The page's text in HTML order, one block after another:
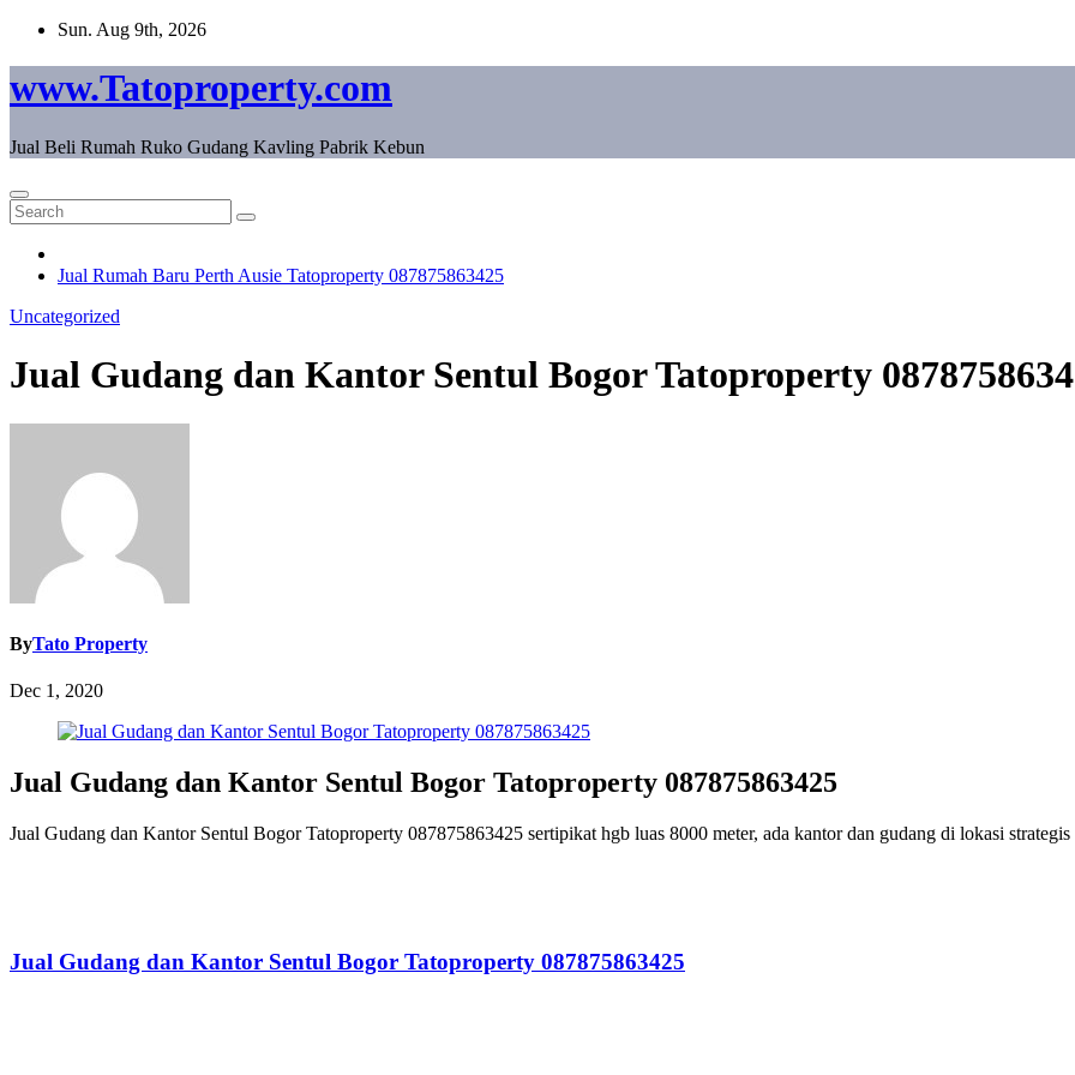
Skip
content
Sun. Aug 9th, 2026
www.Tatoproperty.com
Jual Beli Rumah Ruko Gudang Kavling Pabrik Kebun
Jual Rumah Baru Perth Ausie Tatoproperty 087875863425
Uncategorized
Jual Gudang dan Kantor Sentul Bogor Tatoproperty
ByTato Property
Dec 1, 2020
Jual Gudang dan Kantor Sentul Bogor Tatoproperty 087875863425
Jual Gudang dan Kantor Sentul Bogor Tatoproperty 087875863425 sertipikat hgb luas 8000 meter, ada kantor dan gudang di lokasi
Jual Gudang dan Kantor Sentul Bogor Tatoproperty 087875863425